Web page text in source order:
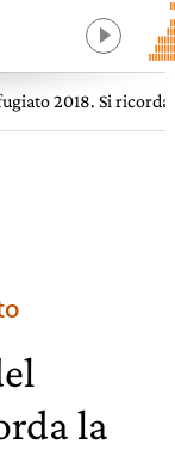
2018. Si
la